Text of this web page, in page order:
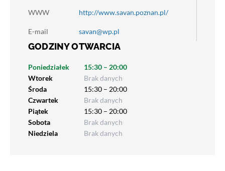
WWW http://www.savan.poznan.pl/
E-mail savan@wp.pl
GODZINY OTWARCIA
Poniedziałek
15:30 – 20:00
Wtorek
Brak danych
Środa
15:30 – 20:00
Czwartek
Brak danych
Piątek
15:30 – 20:00
Sobota
Brak danych
Niedziela
Brak danych